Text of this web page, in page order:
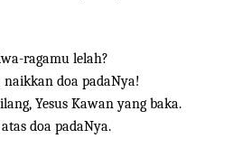
ragamu lelah?
naikkan doa padaNya!
Yesus Kawan yang baka.
doa padaNya.